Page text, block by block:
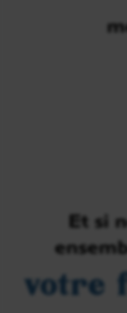
Et si
votre